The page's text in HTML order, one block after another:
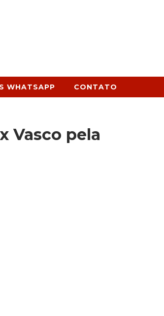
WHATSAPP CONTATO
Vasco pela